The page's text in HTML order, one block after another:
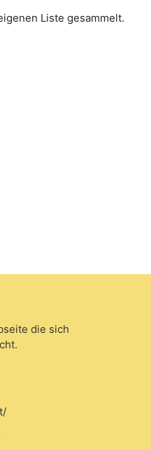
Liste gesammelt.
die sich